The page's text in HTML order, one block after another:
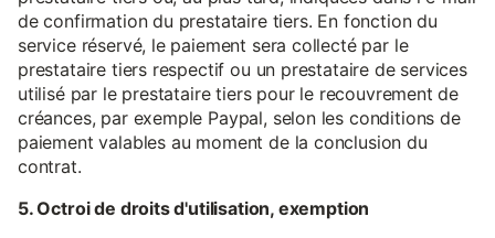
de confirmation du prestataire tiers. En fonction du
service réservé, le paiement sera collecté par le
prestataire tiers respectif ou un prestataire de services
utilisé par le prestataire tiers pour le recouvrement de
créances, par exemple Paypal, selon les conditions de
paiement valables au moment de la conclusion du
contrat.
5. Octroi de droits d'utilisation, exemption